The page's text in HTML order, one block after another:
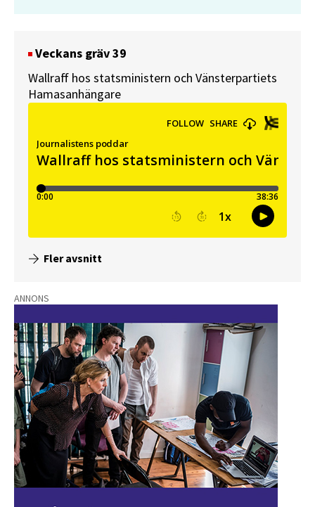
Veckans gräv 39
Wallraff hos statsministern och Vänsterpartiets
Hamasanhängare
Fler avsnitt
ANNONS